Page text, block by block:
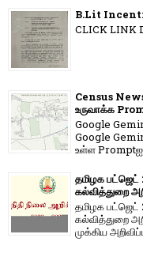
B.Lit
CLICK LINK
Census
உருவாக்க
Google
Google
உள்ள
தமிழக பட்ஜெட்
கல்வித்துறை
தமிழக பட்ஜெட்
கல்வித்துறை
முக்கிய